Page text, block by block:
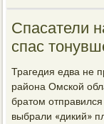
Спасатели
спас
Трагедия едва не
района Омской
братом
выбрали «дикий»